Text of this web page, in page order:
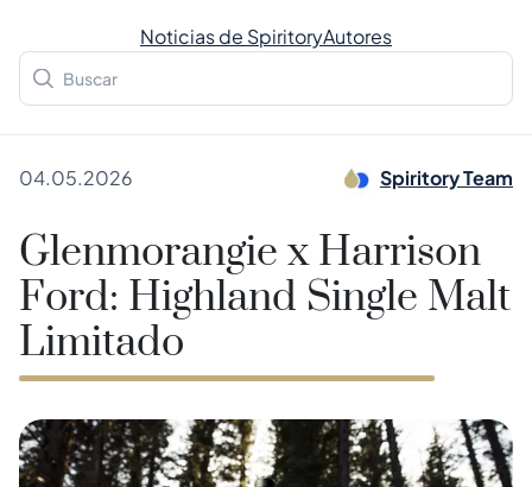
Noticias de SpiritoryAutores
04.05.2026 Spiritory Team
Glenmorangie x Harrison
Ford: Highland Single Malt
Limitado